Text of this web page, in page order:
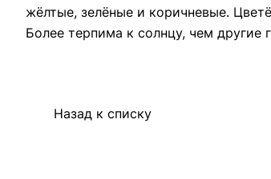
жёлтые, зелёные и коричневые.
Более терпима к солнцу, чем другие
Назад к списку